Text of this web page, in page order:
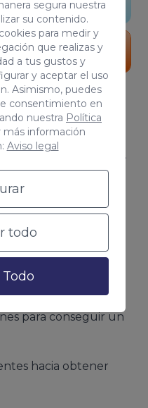
segura nuestra
su contenido.
para medir y
que realizas y
a tus gustos y
y aceptar el uso
Asimismo, puedes
consentimiento en
nuestra Política
información
Aviso legal
todo
una agencia
la siguiente manera:
y
para conseguir un
hacia obtener